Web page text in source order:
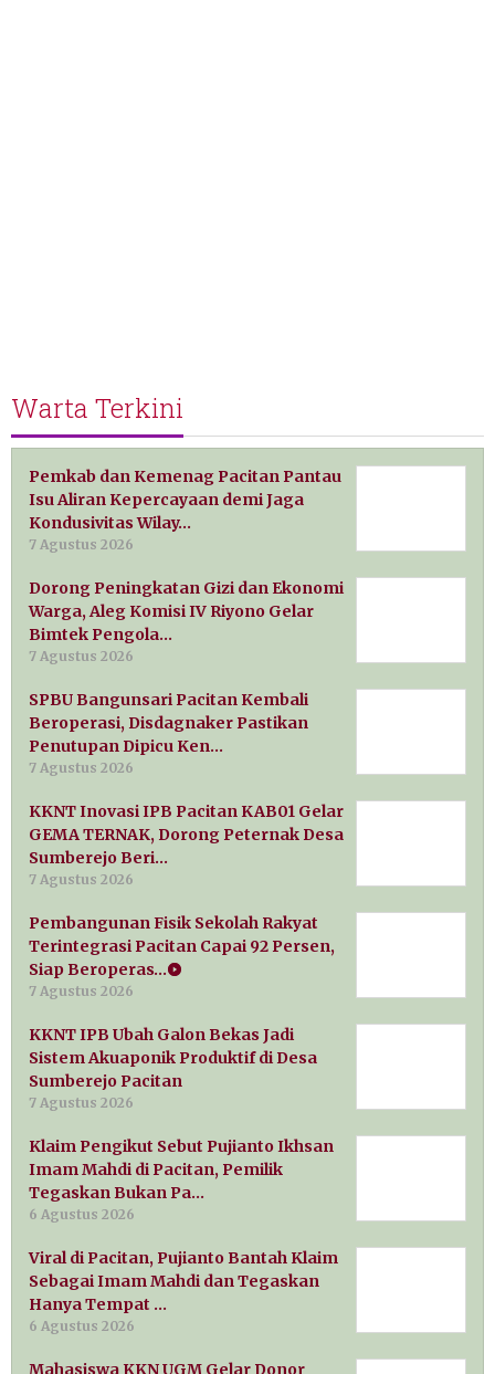
Warta Terkini
Pemkab dan Kemenag Pacitan Pantau
Isu Aliran Kepercayaan demi Jaga
Kondusivitas Wilay…
7 Agustus 2026
Dorong Peningkatan Gizi dan Ekonomi
Warga, Aleg Komisi IV Riyono Gelar
Bimtek Pengola…
7 Agustus 2026
SPBU Bangunsari Pacitan Kembali
Beroperasi, Disdagnaker Pastikan
Penutupan Dipicu Ken…
7 Agustus 2026
KKNT Inovasi IPB Pacitan KAB01 Gelar
GEMA TERNAK, Dorong Peternak Desa
Sumberejo Beri…
7 Agustus 2026
Pembangunan Fisik Sekolah Rakyat
Terintegrasi Pacitan Capai 92 Persen,
Siap Beroperas…
7 Agustus 2026
KKNT IPB Ubah Galon Bekas Jadi
Sistem Akuaponik Produktif di Desa
Sumberejo Pacitan
7 Agustus 2026
Klaim Pengikut Sebut Pujianto Ikhsan
Imam Mahdi di Pacitan, Pemilik
Tegaskan Bukan Pa…
6 Agustus 2026
Viral di Pacitan, Pujianto Bantah Klaim
Sebagai Imam Mahdi dan Tegaskan
Hanya Tempat …
6 Agustus 2026
Mahasiswa KKN UGM Gelar Donor